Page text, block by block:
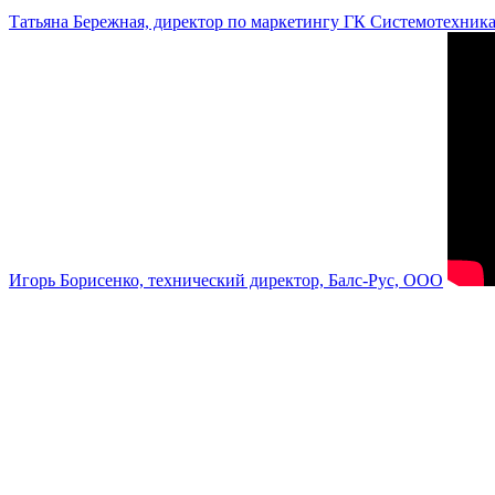
Татьяна Бережная, директор по маркетингу ГК Системотехника
Игорь Борисенко, технический директор, Балс-Рус, ООО